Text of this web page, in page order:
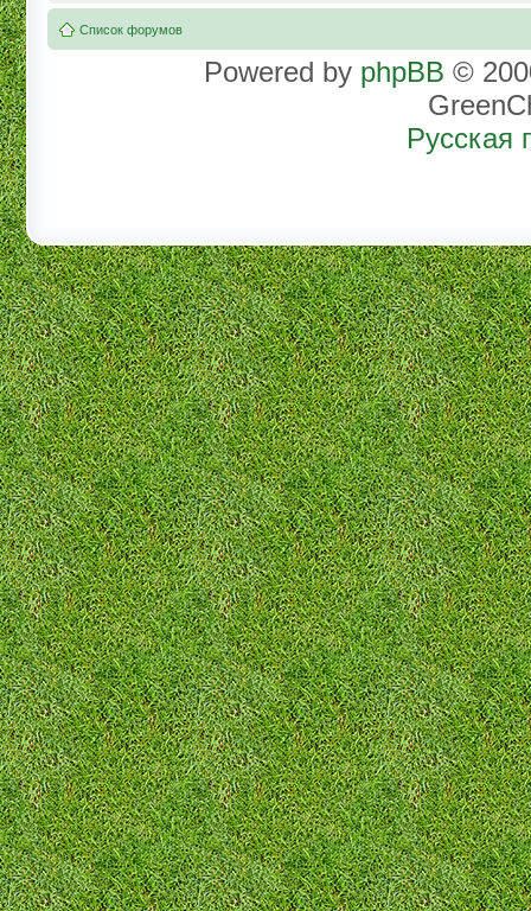
Список форумов
Powered by phpBB ©
Русская